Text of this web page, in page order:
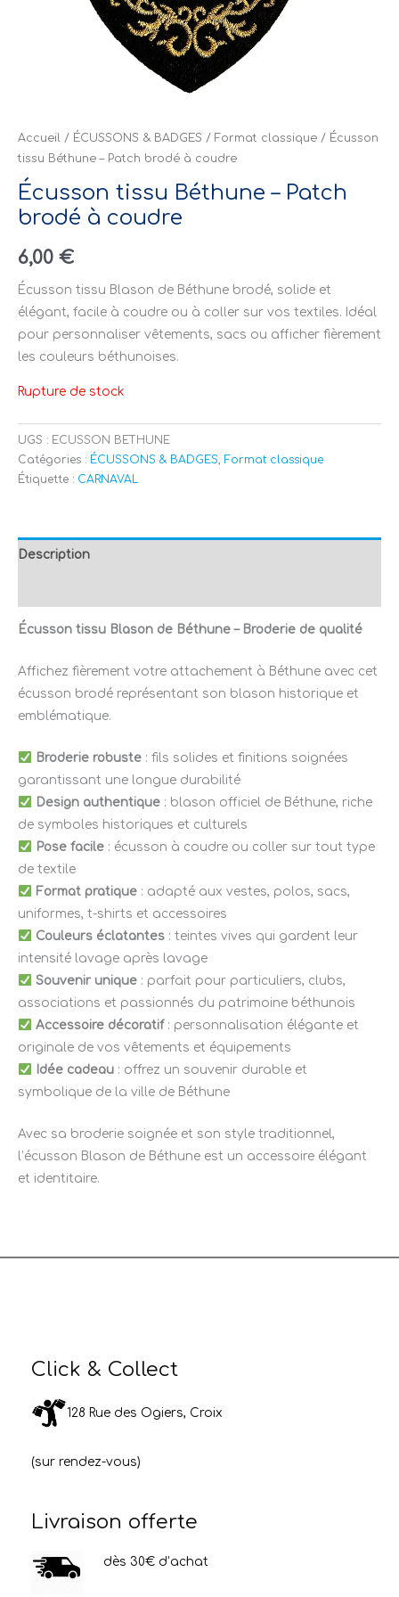
Accueil / ÉCUSSONS & BADGES / Format classique / Écusson
tissu Béthune – Patch brodé à coudre
Écusson tissu Béthune – Patch
brodé à coudre
6,00 €
Écusson tissu Blason de Béthune brodé, solide et
élégant, facile à coudre ou à coller sur vos textiles. Idéal
pour personnaliser vêtements, sacs ou afficher fièrement
les couleurs béthunoises.
Rupture de stock
UGS : ECUSSON BETHUNE
Catégories : ÉCUSSONS & BADGES
Format classique
Étiquette : CARNAVAL
Description
Écusson tissu Blason de Béthune – Broderie de qualité
Affichez fièrement votre attachement à Béthune avec cet
écusson brodé représentant son blason historique et
emblématique.
Broderie robuste: fils solides et finitions soignées
garantissant une longue durabilité
Design authentique: blason officiel de Béthune, riche
de symboles historiques et culturels
Pose facile: écusson à coudre ou coller sur tout type
de textile
Format pratique: adapté aux vestes, polos, sacs,
uniformes, t-shirts et accessoires
Couleurs éclatantes: teintes vives qui gardent leur
intensité lavage après lavage
Souvenir unique: parfait pour particuliers, clubs,
associations et passionnés du patrimoine béthunois
Accessoire décoratif: personnalisation élégante et
originale de vos vêtements et équipements
Idée cadeau: offrez un souvenir durable et
symbolique de la ville de Béthune
Avec sa broderie soignée et son style traditionnel,
l’écusson Blason de Béthune est un accessoire élégant
et identitaire.
Click & Collect
128 Rue des Ogiers, Croix
(sur rendez-vous)
Livraison offerte
dès 30€ d’achat